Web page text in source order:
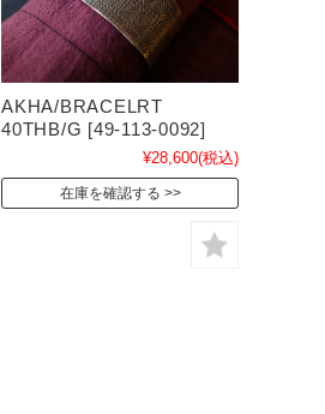
AKHA/BRACELRT
40THB/G [49-113-0092]
¥28,600(税込)
在庫を確認する